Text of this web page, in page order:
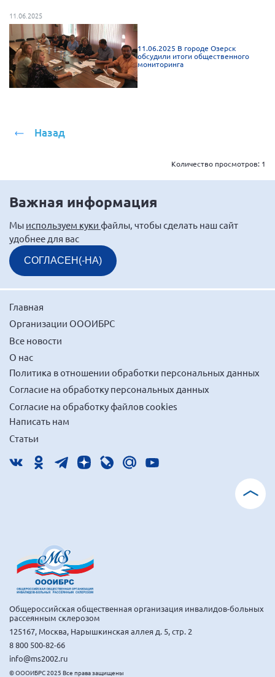
11.06.2025
11.06.2025 В городе Озерск
обсудили итоги общественного
мониторинга
Назад
Количество просмотров: 1
Важная информация
Мы используем куки файлы, чтобы сделать наш сайт
удобнее для вас
СОГЛАСЕН(-НА)
Главная
Организации ОООИБРС
Все новости
О нас
Политика в отношении обработки персональных данных
Согласие на обработку персональных данных
Согласие на обработку файлов cookies
Написать нам
Статьи
Общероссийская общественная организация инвалидов-больных
рассеянным склерозом
125167, Москва, Нарышкинская аллея д. 5, стр. 2
8 800 500-82-66
info@ms2002.ru
© ОООИБРС 2025 Все права защищены